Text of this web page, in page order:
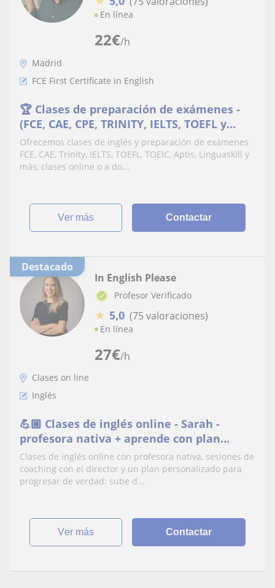
22€/h
En línea
Madrid
FCE First Certificate in English
🏆 Clases de preparación de exámenes -
(FCE, CAE, CPE, TRINITY, IELTS, TOEFL y
más, a domicilio u online
Ofrecemos clases de inglés y preparación de exámenes
FCE, CAE, Trinity, IELTS, TOEFL, TOEIC, Aptis, Linguaskill y
más, clases online o a do...
ver más Contactar
Destacado
27€/h
In English Please
Profesor Verificado
★ 5,0 (75 valoraciones)
En línea
Clases on line
Inglés
💪🏼 Clases de inglés online - Sarah -
profesora nativa + aprende con plan
personalizado
Clases de inglés online con profesora nativa, sesiones de
coaching con el director y un plan personalizado para
progresar de verdad: sube d...
ver más Contactar